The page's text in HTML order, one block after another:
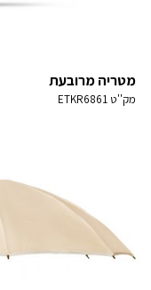
מטריה מרובעת
מק''טETKR6861